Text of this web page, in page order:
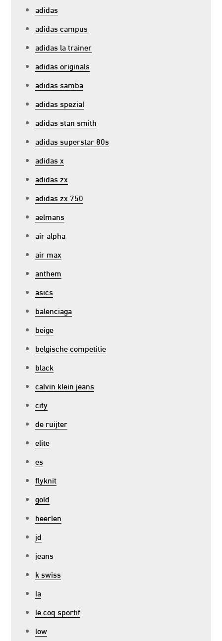
adidas
adidas campus
adidas la trainer
adidas originals
adidas samba
adidas spezial
adidas stan smith
adidas superstar 80s
adidas x
adidas zx
adidas zx 750
aelmans
air alpha
air max
anthem
asics
balenciaga
beige
belgische competitie
black
calvin klein jeans
city
de ruijter
elite
es
flyknit
gold
heerlen
jd
jeans
k swiss
la
le coq sportif
low